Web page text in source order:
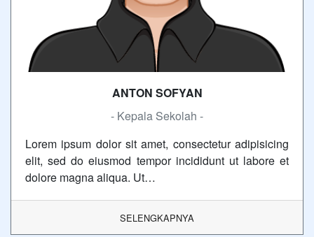
ANTON SOFYAN
- Kepala Sekolah -
Lorem ipsum dolor sit amet, consectetur adipisicing
elit, sed do eiusmod tempor incididunt ut labore et
dolore magna aliqua. Ut…
SELENGKAPNYA